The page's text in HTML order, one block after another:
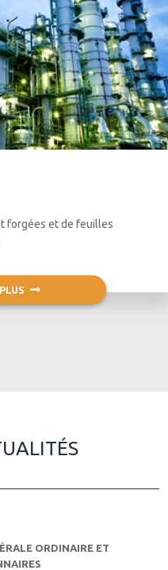
forgées et de feuilles
ORDINAIRE ET